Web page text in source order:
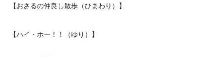
【おさるの仲良し散歩（ひまわり）】
【ハイ・ホー！！（ゆり）】